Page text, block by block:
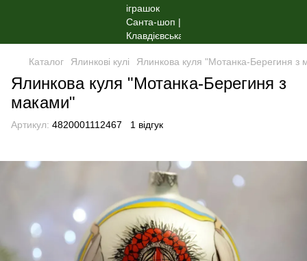
Каталог Ялинкові кулі Ялинкова куля "Мотанка-Берегиня з
Ялинкова куля "Мотанка-Берегиня з
маками"
Артикул: 4820001112467 1 відгук